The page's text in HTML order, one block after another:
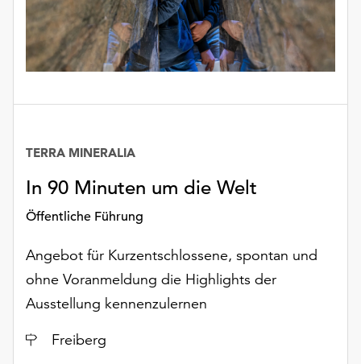
In 90 Minuten um die Welt
Öffentliche Führung
TERRA MINERALIA
Angebot für Kurzentschlossene, spontan und
ohne Voranmeldung die Highlights der
Ausstellung kennenzulernen
Ort
Freiberg